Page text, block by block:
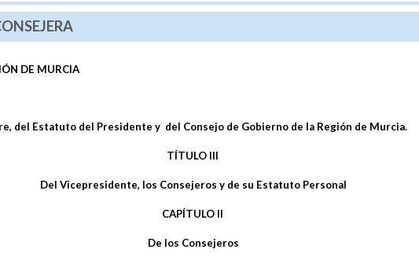
DE MURCIA
del Estatuto del Presidente y del Consejo de Gobierno de la Región de Murcia.
TÍTULO III
Del Vicepresidente, los Consejeros y de su Estatuto Personal
CAPÍTULO II
De los Consejeros